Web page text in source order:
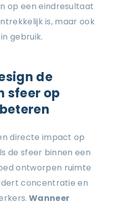
op een eindresultaat
is, maar ook
gebruik.
de
sfeer op
directe impact op
de sfeer binnen een
ontworpen ruimte
concentratie en
Wanneer